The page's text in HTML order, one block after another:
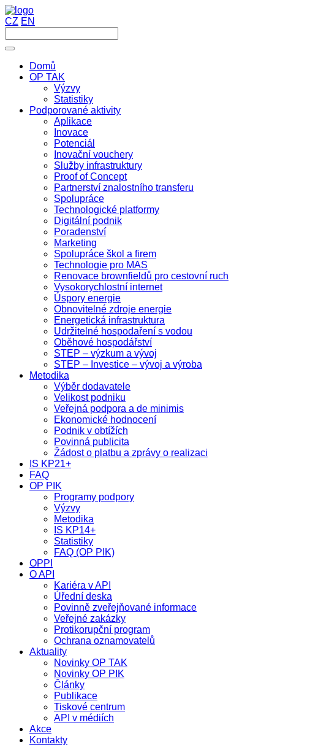
CZ EN
Domů
OP TAK
Výzvy
Statistiky
Podporované aktivity
Aplikace
Inovace
Potenciál
Inovační vouchery
Služby infrastruktury
Proof of Concept
Partnerství znalostního transferu
Spolupráce
Technologické platformy
Digitální podnik
Poradenství
Marketing
Spolupráce škol a firem
Technologie pro MAS
Renovace brownfieldů pro cestovní ruch
Vysokorychlostní internet
Úspory energie
Obnovitelné zdroje energie
Energetická infrastruktura
Udržitelné hospodaření s vodou
Oběhové hospodářství
STEP – výzkum a vývoj
STEP – Investice – vývoj a výroba
Metodika
Výběr dodavatele
Velikost podniku
Veřejná podpora a de minimis
Ekonomické hodnocení
Podnik v obtížích
Povinná publicita
Žádost o platbu a zprávy o realizaci
IS KP21+
FAQ
OP PIK
Programy podpory
Výzvy
Metodika
IS KP14+
Statistiky
FAQ (OP PIK)
OPPI
O API
Kariéra v API
Úřední deska
Povinně zveřejňované informace
Veřejné zakázky
Protikorupční program
Ochrana oznamovatelů
Aktuality
Novinky OP TAK
Novinky OP PIK
Články
Publikace
Tiskové centrum
API v médiích
Akce
Kontakty